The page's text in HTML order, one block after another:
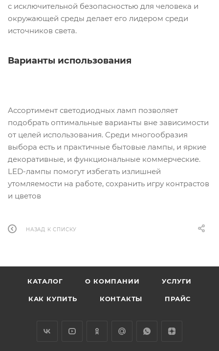
с исключительной безопасностью для человека и
окружающей среды делает его лидером среди
источников света.
Варианты использования
Ассортимент светодиодных ламп позволяет
подобрать оптимальные варианты вне зависимости
от целей использования. Среди многообразия
выбора есть и практичные бытовые лампы, и яркие
декоративные, и функциональные коммерческие.
LED-лампы помогут избегать излишней
утомляемости на работе, сохранить игру контрастов
и цветов
НАЗАД К СПИСКУ
КАТАЛОГ О КОМПАНИИ УСЛУГИ
КАК КУПИТЬ КОНТАКТЫ ПРАЙС